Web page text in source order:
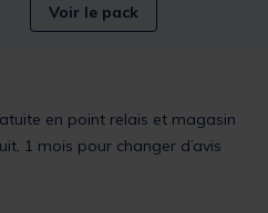
Voir le pack
en point relais et magasin
1 mois pour changer d’avis